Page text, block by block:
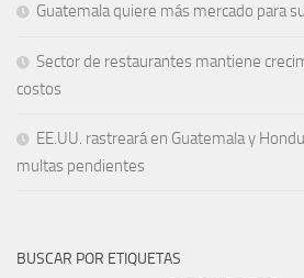
Guatemala quiere más mercado para
Sector de restaurantes mantiene
costos
EE.UU. rastreará en Guatemala y
multas pendientes
BUSCAR POR ETIQUETAS